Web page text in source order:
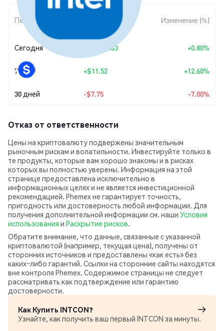
Период Изменение (%)
Сегодня $0.817063 +0.80%
7 дней +$11.52 +12.60%
30 дней -$7.75 -7.00%
Отказ от ответственности
Цены на криптовалюту подвержены значительным
рыночным рискам и волатильности. Инвестируйте только в
те продукты, которые вам хорошо знакомы и в рисках
которых вы полностью уверены. Информация на этой
странице предоставлена исключительно в
информационных целях и не является инвестиционной
рекомендацией. Phemex не гарантирует точность,
пригодность или достоверность любой информации. Для
получения дополнительной информации см. наши Условия
использования и Раскрытие рисков.
Обратите внимание, что данные, связанные с указанной
криптовалютой (например, текущая цена), получены от
сторонних источников и предоставлены «как есть» без
каких‑либо гарантий. Ссылки на сторонние сайты находятся
вне контроля Phemex. Содержимое страницы не следует
рассматривать как подтверждение или гарантию
достоверности.
Как Купить INTCON?
Узнайте, как получить ваш первый INTCON за минуты.